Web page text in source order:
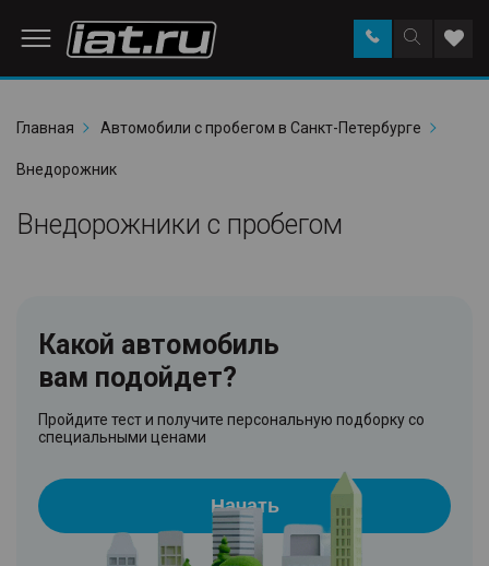
Поиск
по
Заказать
звонок в
Главная
Автомобили с пробегом в Санкт-Петербурге
Внедорожник
Внедорожники с пробегом
Какой автомобиль
вам подойдет?
Пройдите тест и получите персональную подборку со
специальными ценами
Начать